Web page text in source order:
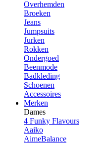
Overhemden
Broeken
Jeans
Jumpsuits
Jurken
Rokken
Ondergoed
Beenmode
Badkleding
Schoenen
Accessoires
Merken
Dames
4 Funky Flavours
Aaiko
AimeBalance